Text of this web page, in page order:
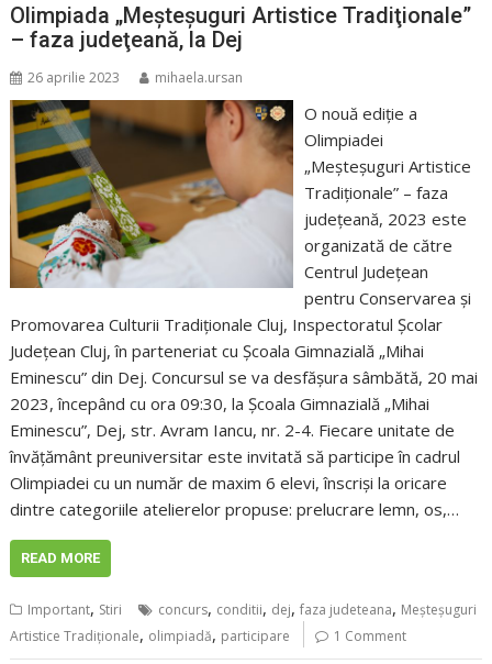
Olimpiada „Meşteşuguri Artistice Tradiţionale”
– faza judeţeană, la Dej
26 aprilie 2023 mihaela.ursan
O nouă ediţie a
Olimpiadei
„Meşteşuguri Artistice
Tradiţionale” – faza
judeţeană, 2023 este
organizată de către
Centrul Judeţean
pentru Conservarea şi
Promovarea Culturii Tradiţionale Cluj, Inspectoratul Şcolar
Judeţean Cluj, în parteneriat cu Școala Gimnazială „Mihai
Eminescu” din Dej. Concursul se va desfăşura sâmbătă, 20 mai
2023, începând cu ora 09:30, la Școala Gimnazială „Mihai
Eminescu”, Dej, str. Avram Iancu, nr. 2-4. Fiecare unitate de
învățământ preuniversitar este invitată să participe în cadrul
Olimpiadei cu un număr de maxim 6 elevi, înscrişi la oricare
dintre categoriile atelierelor propuse: prelucrare lemn, os,…
READ MORE
Important, Stiri concurs, conditii, dej,faza judeteana, Meşteşuguri
Artistice Tradiţionale, olimpiadă, participare 1 Comment